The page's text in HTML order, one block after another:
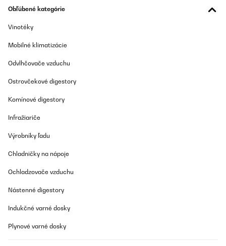
Obľúbené kategórie
Vinotéky
Mobilné klimatizácie
Odvlhčovače vzduchu
Ostrovčekové digestory
Komínové digestory
Infražiariče
Výrobníky ľadu
Chladničky na nápoje
Ochladzovače vzduchu
Nástenné digestory
Indukčné varné dosky
Plynové varné dosky